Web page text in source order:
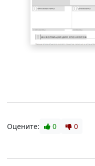
Оцените: 0 0